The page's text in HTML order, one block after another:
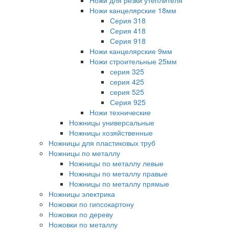
Ножи канцелярские 18мм
Серия 318
Серия 418
Серия 918
Ножи канцелярские 9мм
Ножи строительные 25мм
серия 325
серия 425
серия 525
Серия 925
Ножи технические
Ножницы универсальные
Ножницы хозяйственные
Ножницы для пластиковых труб
Ножницы по металлу
Ножницы по металлу левые
Ножницы по металлу правые
Ножницы по металлу прямые
Ножницы электрика
Ножовки по гипсокартону
Ножовки по дереву
Ножовки по металлу